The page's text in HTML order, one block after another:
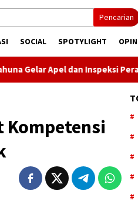
Pencarian
SOCIAL SPOTYLIGHT
Inspeksi Peralatan Kepulauan
Kompetensi